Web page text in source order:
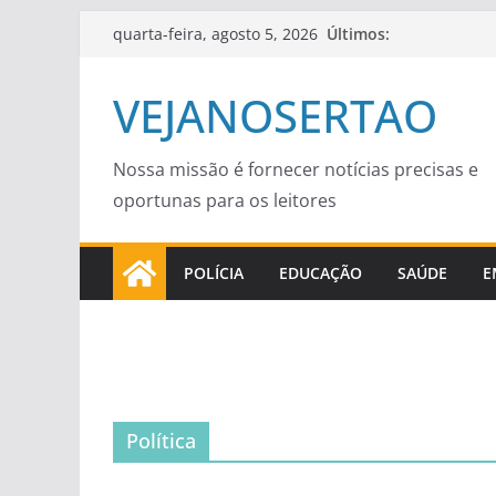
Pular
conteúdo
quarta-feira, agosto 5, 2026 Últimos:
VEJANOSERTAO
Nossa missão é fornecer notícias precisas e
oportunas para os leitores
POLÍCIA EDUCAÇÃO SAÚDE
Política